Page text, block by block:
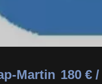
Martin 180 €